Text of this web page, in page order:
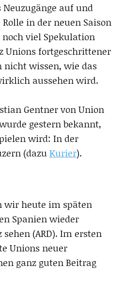
auf und
in der neuen Saison
viel Spekulation
Unions fortgeschrittener
nicht wissen, wie das
aussehen wird.
Gentner von Union
gestern bekannt,
wird: In der
(dazuKurier).
wir heute im späten
Spanien wieder
(ARD). Im ersten
Unions neuer
ganz guten Beitrag